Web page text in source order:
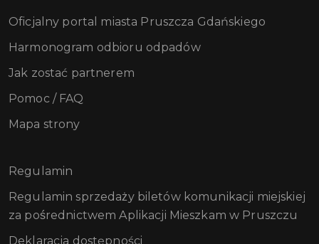
Oficjalny portal miasta Pruszcza Gdańskiego
Harmonogram odbioru odpadów
Jak zostać partnerem
Pomoc / FAQ
Mapa strony
Regulamin
Regulamin sprzedaży biletów komunikacji miejskiej
za pośrednictwem Aplikacji Mieszkam w Pruszczu
Deklaracja dostępności